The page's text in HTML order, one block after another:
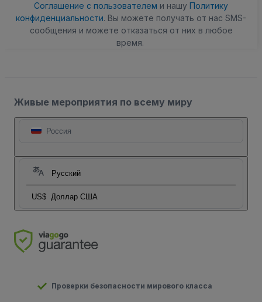
Соглашение с пользователем и нашу Политику
конфиденциальности. Вы можете получать от нас SMS-
сообщения и можете отказаться от них в любое
время.
Живые мероприятия по всему миру
Россия
Русский
US$ Доллар США
Проверки безопасности мирового класса